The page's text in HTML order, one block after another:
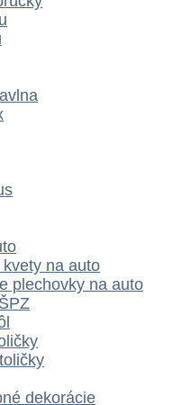
na auto
plechovky na auto
dekorácie